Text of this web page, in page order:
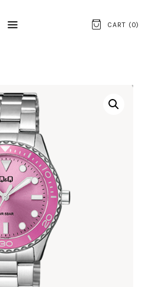
CART (0)
NAKIT